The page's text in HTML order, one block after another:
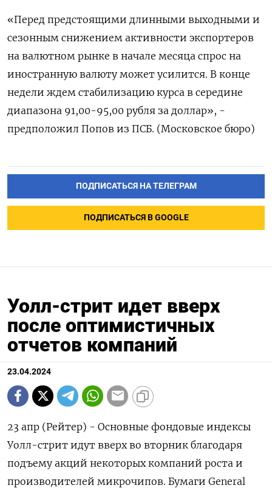
«Перед предстоящими длинными выходными и
сезонным снижением активности экспортеров
на валютном рынке в начале месяца спрос на
иностранную валюту может усилится. В конце
недели ждем стабилизацию курса в середине
диапазона 91,00-95,00 рубля за доллар», -
предположил Попов из ПСБ. (Московское бюро)
ПОДПИСАТЬСЯ НА ТЕЛЕГРАМ
ПОДПИСАТЬСЯ В GOOGLE
Уолл-стрит идет вверх
после оптимистичных
отчетов компаний
23.04.2024
23 апр (Рейтер) - Основные фондовые индексы
Уолл-стрит идут вверх во вторник благодаря
подъему акций некоторых компаний роста и
производителей микрочипов. Бумаги General